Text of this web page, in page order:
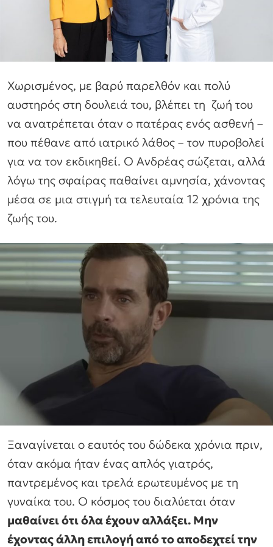
Χωρισμένος, με βαρύ παρελθόν και πολύ
αυστηρός στη δουλειά του, βλέπει τη ζωή του
να ανατρέπεται όταν ο πατέρας ενός ασθενή –
που πέθανε από ιατρικό λάθος – τον πυροβολεί
για να τον εκδικηθεί. Ο Ανδρέας σώζεται, αλλά
λόγω της σφαίρας παθαίνει αμνησία, χάνοντας
μέσα σε μια στιγμή τα τελευταία 12 χρόνια της
ζωής του.
Ξαναγίνεται ο εαυτός του δώδεκα χρόνια πριν,
όταν ακόμα ήταν ένας απλός γιατρός,
παντρεμένος και τρελά ερωτευμένος με τη
γυναίκα του. Ο κόσμος του διαλύεται όταν
μαθαίνει ότι όλα έχουν αλλάξει. Μην
έχοντας άλλη επιλογή από το αποδεχτεί την